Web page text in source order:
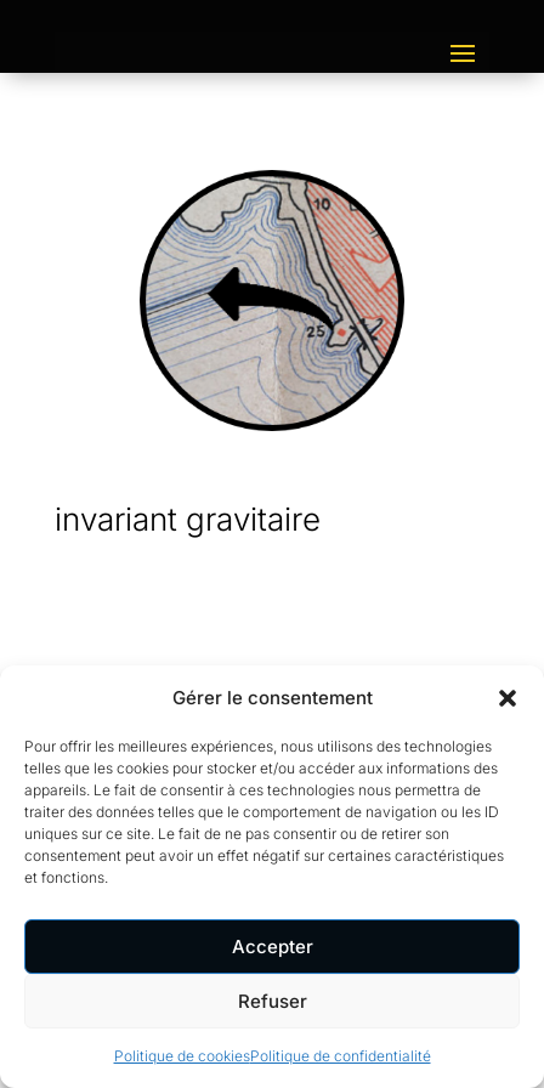
Gérer le consentement
Pour offrir les meilleures expériences, nous utilisons des technologies
telles que les cookies pour stocker et/ou accéder aux informations des
appareils. Le fait de consentir à ces technologies nous permettra de
traiter des données telles que le comportement de navigation ou les ID
uniques sur ce site. Le fait de ne pas consentir ou de retirer son
consentement peut avoir un effet négatif sur certaines caractéristiques
et fonctions.
Accepter
Refuser
Politique de cookiesPolitique de confidentialité
invariant gravitaire